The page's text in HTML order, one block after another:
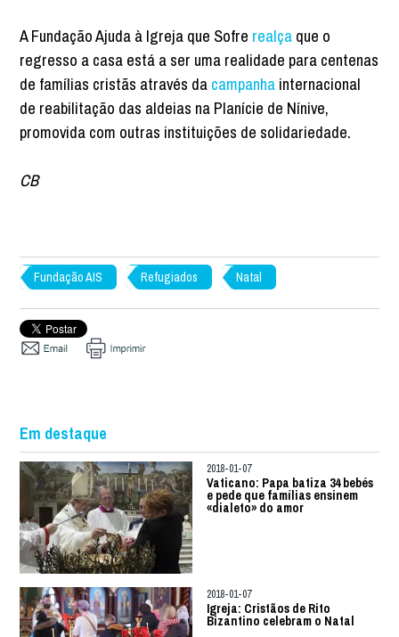
A Fundação Ajuda à Igreja que Sofre realça que o
regresso a casa está a ser uma realidade para centenas
de famílias cristãs através da campanha internacional
de reabilitação das aldeias na Planície de Nínive,
promovida com outras instituições de solidariedade.
CB
Fundação AIS Refugiados Natal
Em destaque
2018-01-07
Vaticano: Papa batiza 34 bebés
e pede que famílias ensinem
«dialeto» do amor
2018-01-07
Igreja: Cristãos de Rito
Bizantino celebram o Natal